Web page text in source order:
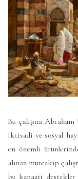
Bu çalışma
iktisadi ve sosyal
en önemli
alınan müteakip
bu kanaati destekler